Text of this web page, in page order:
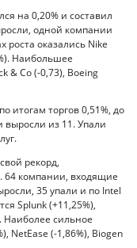
на 0,20% и составил
одной компании
роста оказались Nike
Наибольшее
& Co (-0,73), Boeing
итогам торгов 0,51%, до
выросли из 11. Упали
рекорд,
64 компании, входящие
35 упали и по Intel
Splunk (+11,25%),
Наиболее сильное
NetEase (-1,86%), Biogen